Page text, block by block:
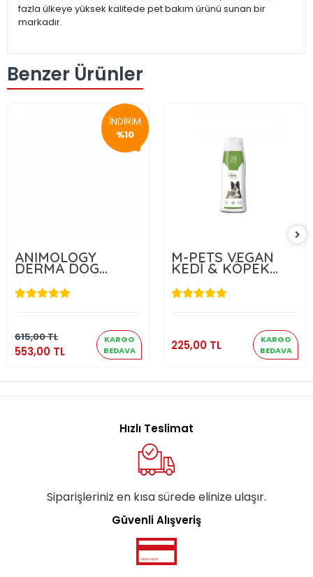
fazla ülkeye yüksek kalitede pet bakım ürünü sunan bir
markadır.
Benzer Ürünler
İNDİRİM
%10
ANİMOLOGY
DERMA DOG
SHAMPOO 250 ML
( KURU ŞAMPUAN
)
615,00 TL
553,00 TL
KARGO
BEDAVA
553,00 TL
Sepete Ekle
M-PETS VEGAN
KEDİ & KÖPEK
ŞAMPUANI 250ML
225,00 TL
KARGO
BEDAVA
225,00 TL
Sepete Ekle
Hızlı Teslimat
Siparişleriniz en kısa sürede elinize ulaşır.
Güvenli Alışveriş